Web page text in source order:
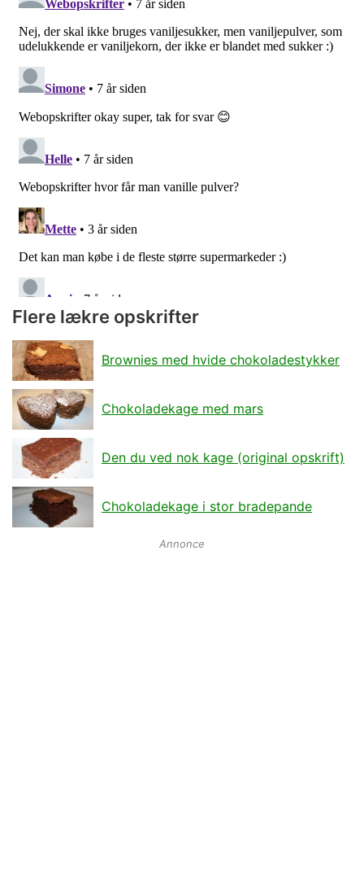
Flere lækre opskrifter
Brownies med hvide chokoladestykker
Chokoladekage med mars
Den du ved nok kage (original opskrift)
Chokoladekage i stor bradepande
Annonce